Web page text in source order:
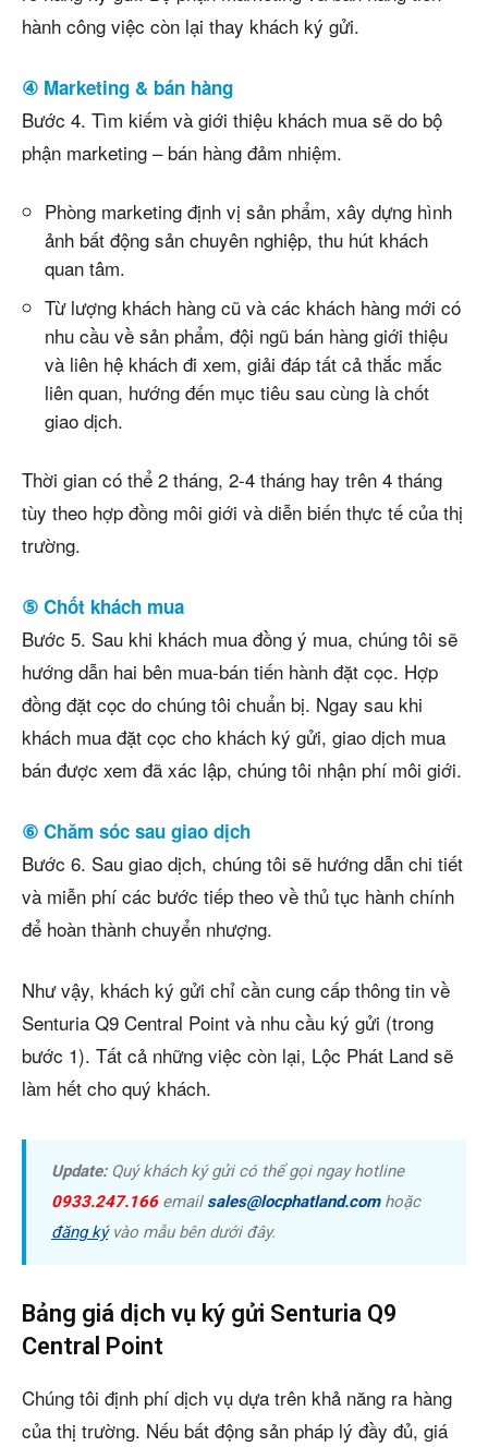
hành công việc còn lại thay khách ký gửi.
④ Marketing & bán hàng
Bước 4. Tìm kiếm và giới thiệu khách mua sẽ do bộ
phận marketing – bán hàng đảm nhiệm.
Phòng marketing định vị sản phẩm, xây dựng hình
ảnh bất động sản chuyên nghiệp, thu hút khách
quan tâm.
Từ lượng khách hàng cũ và các khách hàng mới có
nhu cầu về sản phẩm, đội ngũ bán hàng giới thiệu
và liên hệ khách đi xem, giải đáp tất cả thắc mắc
liên quan, hướng đến mục tiêu sau cùng là chốt
giao dịch.
Thời gian có thể 2 tháng, 2-4 tháng hay trên 4 tháng
tùy theo hợp đồng môi giới và diễn biến thực tế của thị
trường.
⑤ Chốt khách mua
Bước 5. Sau khi khách mua đồng ý mua, chúng tôi sẽ
hướng dẫn hai bên mua-bán tiến hành đặt cọc. Hợp
đồng đặt cọc do chúng tôi chuẩn bị. Ngay sau khi
khách mua đặt cọc cho khách ký gửi, giao dịch mua
bán được xem đã xác lập, chúng tôi nhận phí môi giới.
⑥ Chăm sóc sau giao dịch
Bước 6. Sau giao dịch, chúng tôi sẽ hướng dẫn chi tiết
và miễn phí các bước tiếp theo về thủ tục hành chính
để hoàn thành chuyển nhượng.
Như vậy, khách ký gửi chỉ cần cung cấp thông tin về
Senturia Q9 Central Point và nhu cầu ký gửi (trong
bước 1). Tất cả những việc còn lại, Lộc Phát Land sẽ
làm hết cho quý khách.
Update:Quý khách ký gửi có thể gọi ngay hotline
0933.247.166 email sales@locphatland.comhoặc
đăng kývào mẫu bên dưới đây.
Bảng giá dịch vụ ký gửi Senturia Q9
Central Point
Chúng tôi định phí dịch vụ dựa trên khả năng ra hàng
của thị trường. Nếu bất động sản pháp lý đầy đủ, giá